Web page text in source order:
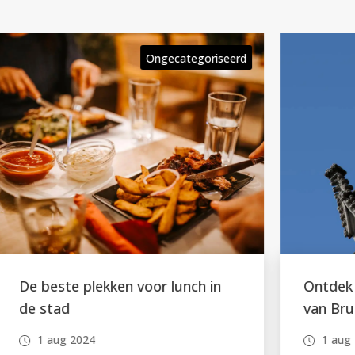
Ongecategoriseerd
Ontdek de verborgen pareltjes
van Brussel
1 aug 2024